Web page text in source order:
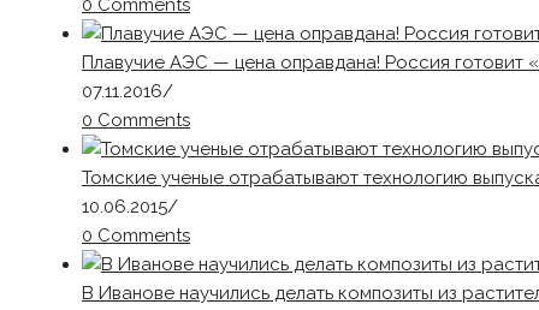
0 Comments
Плавучие АЭС — цена оправдана! Россия готовит
07.11.2016/
0 Comments
Томские ученые отрабатывают технологию
10.06.2015/
0 Comments
В Иванове научились делать композиты из